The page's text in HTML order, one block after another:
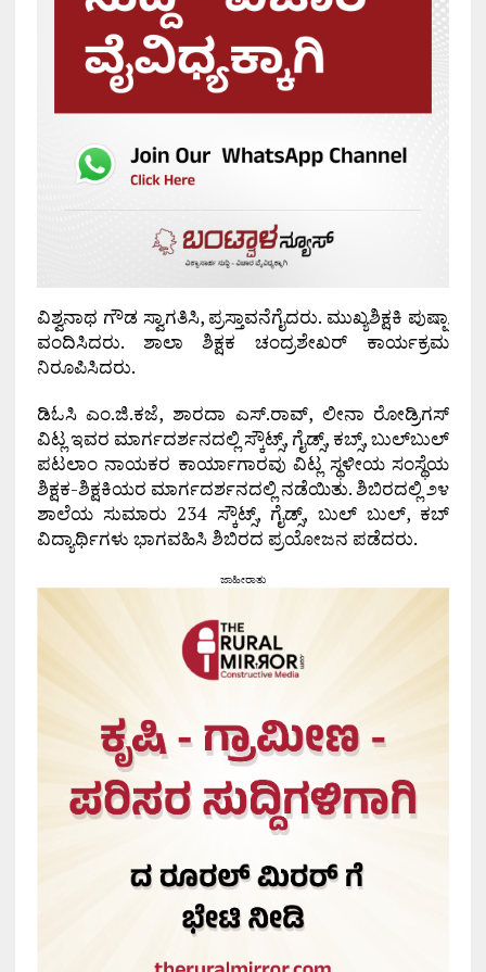
ವಿಶ್ವನಾಥ ಗೌಡ ಸ್ವಾಗತಿಸಿ, ಪ್ರಸ್ತಾವನೆಗೈದರು. ಮುಖ್ಯಶಿಕ್ಷಕಿ ಪುಷ್ಪಾ
ವಂದಿಸಿದರು. ಶಾಲಾ ಶಿಕ್ಷಕ ಚಂದ್ರಶೇಖರ್ ಕಾರ್ಯಕ್ರಮ
ನಿರೂಪಿಸಿದರು.
ಡಿಓಸಿ ಎಂ.ಜಿ.ಕಜೆ, ಶಾರದಾ ಎಸ್.ರಾವ್, ಲೀನಾ ರೋಡ್ರಿಗಸ್
ವಿಟ್ಲ ಇವರ ಮಾರ್ಗದರ್ಶನದಲ್ಲಿ ಸ್ಕೌಟ್ಸ್, ಗೈಡ್ಸ್, ಕಬ್ಸ್, ಬುಲ್‌ಬುಲ್
ಪಟಲಾಂ ನಾಯಕರ ಕಾರ್ಯಾಗಾರವು ವಿಟ್ಲ ಸ್ಥಳೀಯ ಸಂಸ್ಥೆಯ
ಶಿಕ್ಷಕ-ಶಿಕ್ಷಕಿಯರ ಮಾರ್ಗದರ್ಶನದಲ್ಲಿ ನಡೆಯಿತು. ಶಿಬಿರದಲ್ಲಿ ೨೪
ಶಾಲೆಯ ಸುಮಾರು 234 ಸ್ಕೌಟ್ಸ್, ಗೈಡ್ಸ್, ಬುಲ್ ಬುಲ್, ಕಬ್
ವಿದ್ಯಾರ್ಥಿಗಳು ಭಾಗವಹಿಸಿ ಶಿಬಿರದ ಪ್ರಯೋಜನ ಪಡೆದರು.
ಜಾಹೀರಾತು